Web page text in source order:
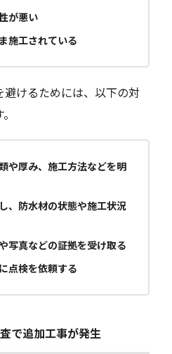
が悪い
施工されている
けるためには、以下の対
や厚み、施工方法などを明
、防水材の状態や施工状況
写真などの証拠を受け取る
点検を依頼する
で追加工事が発生